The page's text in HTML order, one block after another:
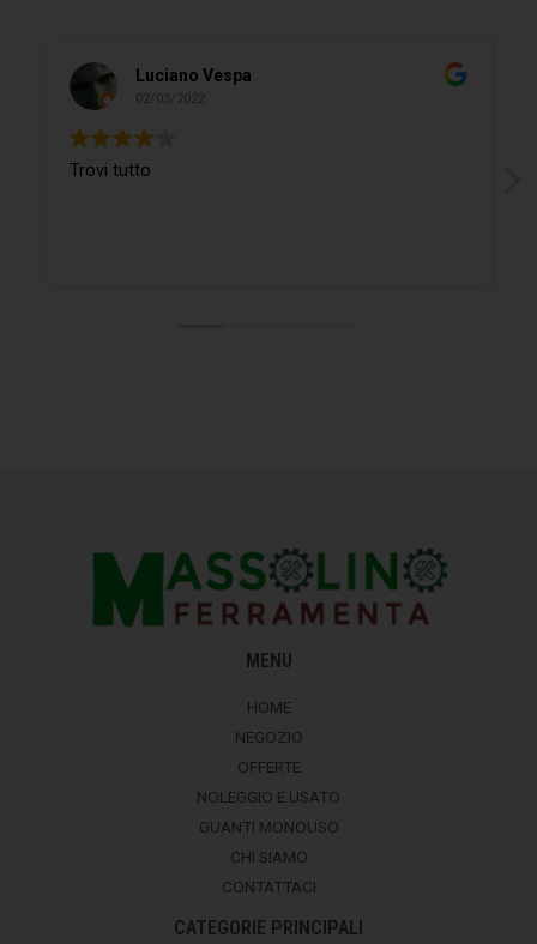
Luciano Vespa
02/03/2022
Trovi tutto
MENU
HOME
NEGOZIO
OFFERTE
NOLEGGIO E USATO
GUANTI MONOUSO
CHI SIAMO
CONTATTACI
CATEGORIE PRINCIPALI